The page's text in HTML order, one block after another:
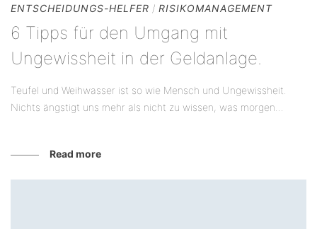
ENTSCHEIDUNGS-HELFER / RISIKOMANAGEMENT
6 Tipps für den Umgang mit
Ungewissheit in der Geldanlage.
Teufel und Weihwasser ist so wie Mensch und Ungewissheit.
Nichts ängstigt uns mehr als nicht zu wissen, was morgen...
Read more